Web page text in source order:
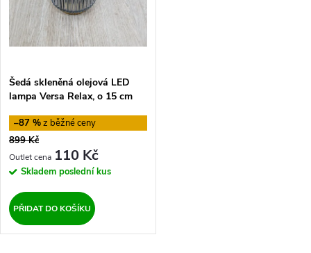
í
r
o
d
u
k
s
p
r
o
d
u
Šedá skleněná olejová LED
lampa Versa Relax, o 15 cm
–87 %
899 Kč
110 Kč
Skladem poslední kus
PŘIDAT DO KOŠÍKU